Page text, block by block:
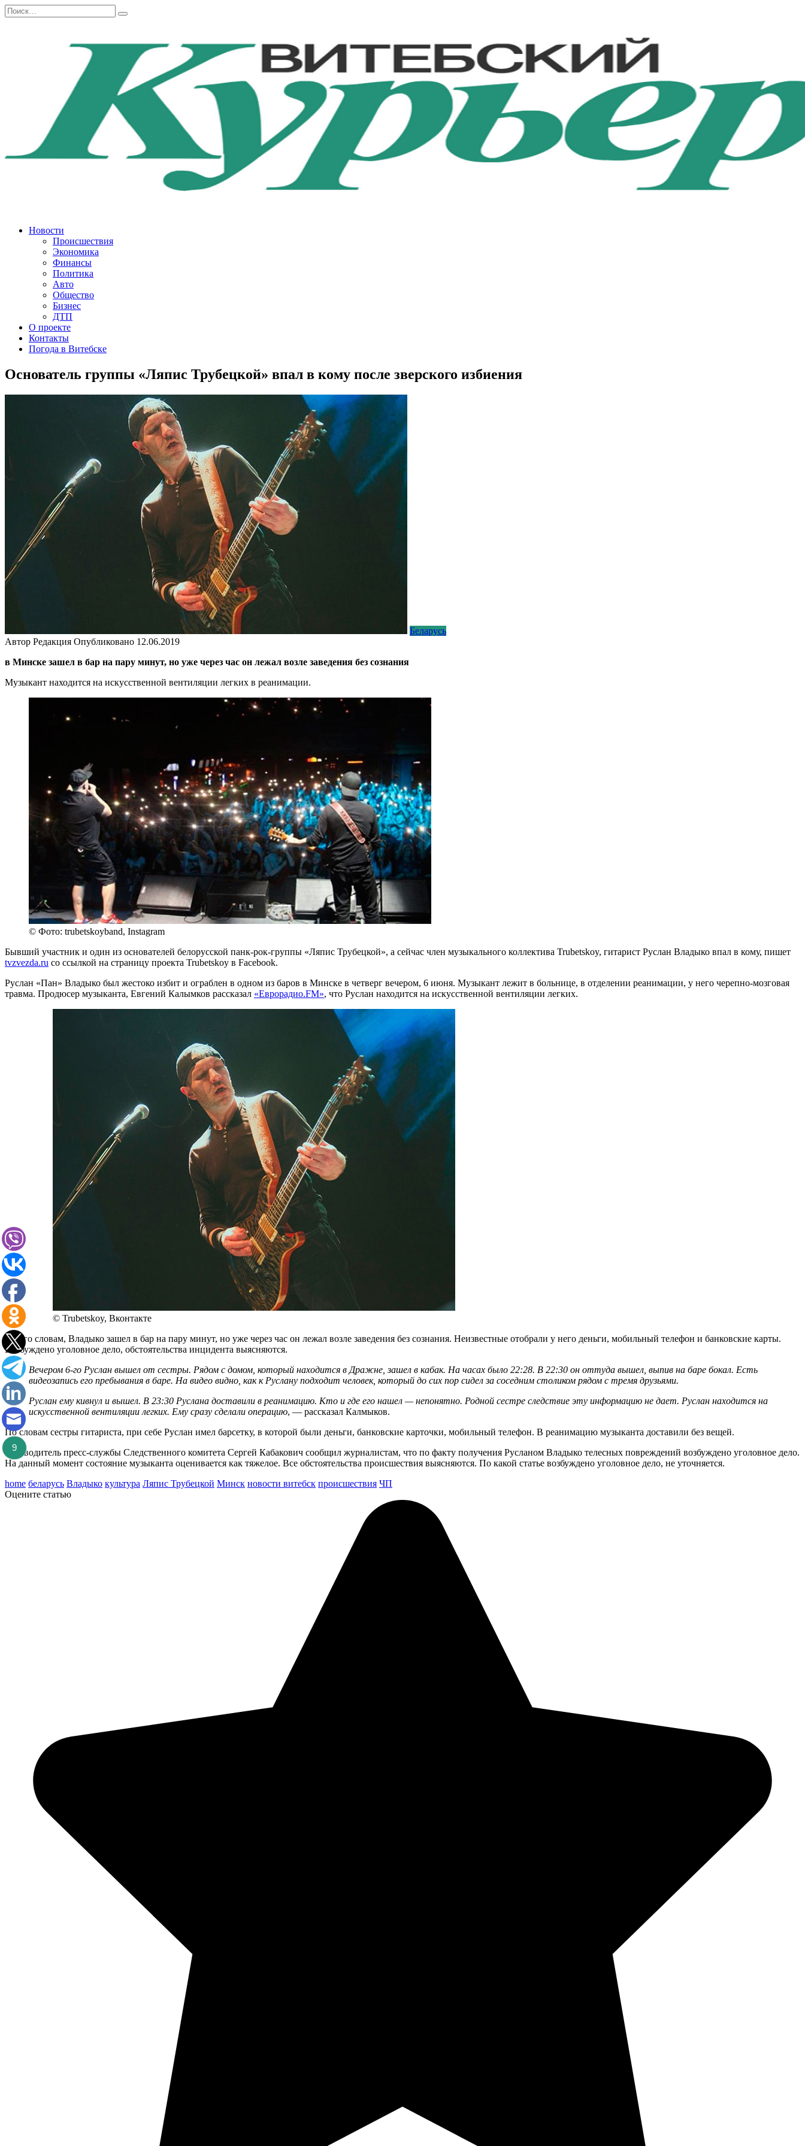
Перейти
к
Search
for:
Новости
Происшествия
Экономика
Финансы
Политика
Авто
Общество
Бизнес
ДТП
О проекте
Контакты
Погода в Витебске
Основатель группы «Ляпис Трубецкой» впал в кому после зверского избиения
Беларусь
Автор Редакция Опубликовано 12.06.2019
в Минске зашел в бар на пару минут, но уже через час он лежал возле заведения без сознания
Музыкант находится на искусственной вентиляции легких в реанимации.
© Фото: trubetskoyband, Instagram
Бывший участник и один из основателей белорусской панк-рок-группы «Ляпис Трубецкой», а сейчас член музыкального коллектива Trubetskoy, гитарист Руслан Владыко впал в кому, пишет
tvzvezda.ru со ссылкой на страницу проекта Trubetskoy в Facebook.
Руслан «Пан» Владыко был жестоко избит и ограблен в одном из баров в Минске в четверг вечером, 6 июня. Музыкант лежит в больнице, в отделении реанимации, у него черепно-мозговая
травма. Продюсер музыканта, Евгений Калымков рассказал «Еврорадио.FM», что Руслан находится на искусственной вентиляции легких.
© Trubetskoy, Вконтакте
По его словам, Владыко зашел в бар на пару минут, но уже через час он лежал возле заведения без сознания. Неизвестные отобрали у него деньги, мобильный телефон и банковские карты.
Возбуждено уголовное дело, обстоятельства инцидента выясняются.
Вечером 6-го Руслан вышел от сестры. Рядом с домом, который находится в Дражне, зашел в кабак. На часах было 22:28. В 22:30 он оттуда вышел, выпив на баре бокал. Есть
видеозапись его пребывания в баре. На видео видно, как к Руслану подходит человек, который до сих пор сидел за соседним столиком рядом с тремя друзьями.
Руслан ему кивнул и вышел. В 23:30 Руслана доставили в реанимацию. Кто и где его нашел — непонятно. Родной сестре следствие эту информацию не дает. Руслан находится на
искусственной вентиляции легких. Ему сразу сделали операцию, — рассказал Калмыков.
По словам сестры гитариста, при себе Руслан имел барсетку, в которой были деньги, банковские карточки, мобильный телефон. В реанимацию музыканта доставили без вещей.
Руководитель пресс-службы Следственного комитета Сергей Кабакович сообщил журналистам, что по факту получения Русланом Владыко телесных повреждений возбуждено уголовное дело.
На данный момент состояние музыканта оценивается как тяжелое. Все обстоятельства происшествия выясняются. По какой статье возбуждено уголовное дело, не уточняется.
home беларусь Владыко культура Ляпис Трубецкой Минск новости витебск происшествия ЧП
Оцените статью
9